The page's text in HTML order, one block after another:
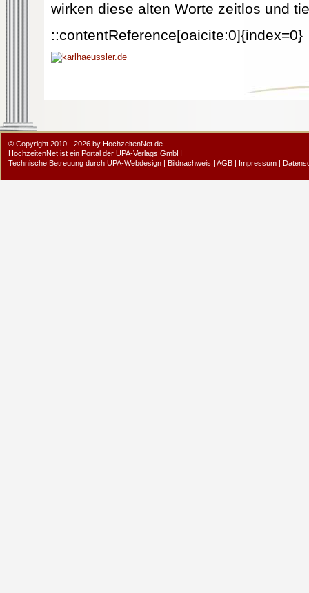
wirken diese alten Worte zeitlos und
::contentReference[oaicite:0]{index=0}
© Copyright 2010 - 2026 by HochzeitenNet.de
HochzeitenNet ist ein Portal der UPA-Verlags GmbH
Technische Betreuung durch UPA-Webdesign | Bildnachweis | AGB | Impressum |